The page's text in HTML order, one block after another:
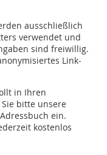
ausschließlich
verwendet und
sind freiwillig.
Link-
in Ihren
bitte unsere
ein.
kostenlos